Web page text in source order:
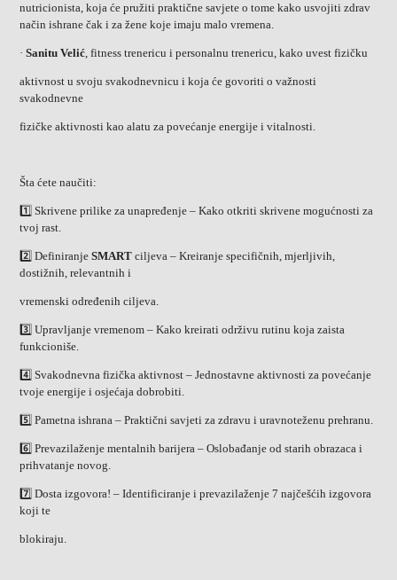
nutricionista, koja će pružiti praktične savjete o tome kako usvojiti zdrav
način ishrane čak i za žene koje imaju malo vremena.
·Sanitu Velić, fitness trenericu i personalnu trenericu, kako uvest fizičku
aktivnost u svoju svakodnevnicu i koja će govoriti o važnosti
svakodnevne
fizičke aktivnosti kao alatu za povećanje energije i vitalnosti.
Šta ćete naučiti:
1️⃣ Skrivene prilike za unapređenje – Kako otkriti skrivene mogućnosti za
tvoj rast.
2️⃣ DefiniranjeSMART ciljeva – Kreiranje specifičnih, mjerljivih,
dostižnih, relevantnih i
vremenski određenih ciljeva.
3️⃣ Upravljanje vremenom – Kako kreirati održivu rutinu koja zaista
funkcioniše.
4️⃣ Svakodnevna fizička aktivnost – Jednostavne aktivnosti za povećanje
tvoje energije i osjećaja dobrobiti.
5️⃣ Pametna ishrana – Praktični savjeti za zdravu i uravnoteženu prehranu.
6️⃣ Prevazilaženje mentalnih barijera – Oslobađanje od starih obrazaca i
prihvatanje novog.
7️⃣ Dosta izgovora! – Identificiranje i prevazilaženje 7 najčešćih izgovora
koji te
blokiraju.